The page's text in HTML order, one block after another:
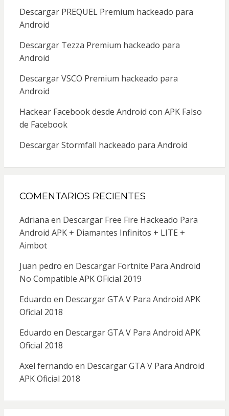
Descargar PREQUEL Premium hackeado para
Android
Descargar Tezza Premium hackeado para
Android
Descargar VSCO Premium hackeado para
Android
Hackear Facebook desde Android con APK Falso
de Facebook
Descargar Stormfall hackeado para Android
COMENTARIOS RECIENTES
Adriana en Descargar Free Fire Hackeado Para
Android APK + Diamantes Infinitos + LITE +
Aimbot
Juan pedro en Descargar Fortnite Para Android
No Compatible APK OFicial 2019
Eduardo en Descargar GTA V Para Android APK
Oficial 2018
Eduardo en Descargar GTA V Para Android APK
Oficial 2018
Axel fernando en Descargar GTA V Para Android
APK Oficial 2018